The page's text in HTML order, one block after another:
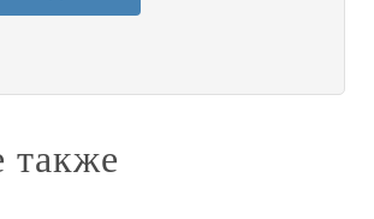
также